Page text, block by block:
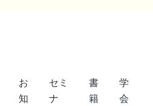
お
知
セミ
ナ
書
籍
学
会